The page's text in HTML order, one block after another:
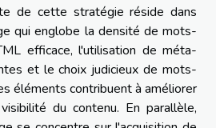
de cette stratégie réside dans
qui englobe la densité de mots-
efficace, l'utilisation de méta-
et le choix judicieux de mots-
éléments contribuent à améliorer
du contenu. En parallèle,